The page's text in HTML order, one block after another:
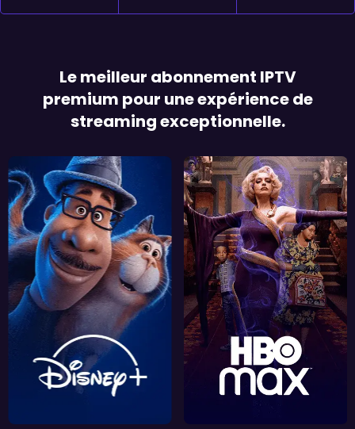
Le meilleur abonnement IPTV
premium pour une expérience de
streaming exceptionnelle.